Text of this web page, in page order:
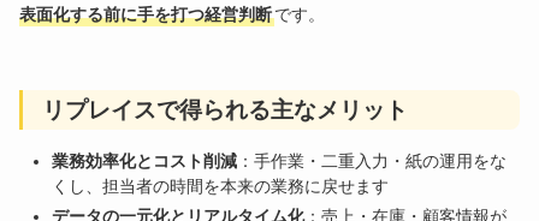
表面化する前に手を打つ経営判断です。
リプレイスで得られる主なメリット
業務効率化とコスト削減 ：手作業・二重入力・紙の運用をな
くし、担当者の時間を本来の業務に戻せます
データの一元化とリアルタイム化：売上・在庫・顧客情報が